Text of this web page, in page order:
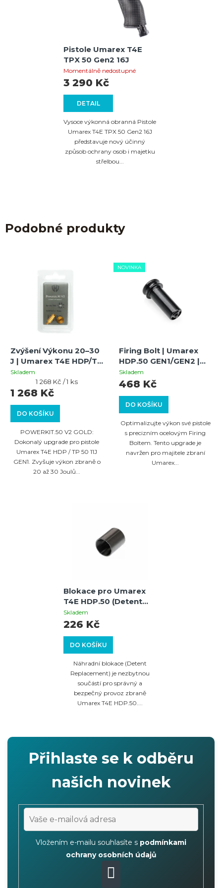
Pistole Umarex T4E
TPX 50 Gen2 16J
Momentálně nedostupné
DETAIL
3 290 Kč
Vysoce výkonná obranná Pistole
Umarex T4E TPX 50 Gen2 16J
představuje nový účinný
způsob ochrany osob i majetku
střelbou...
Podobné produkty
Zvýšení Výkonu 20–30
J | Umarex T4E HDP/TP
50 11J GEN1 |
POWERKIT.50 V2
GOLD
Skladem
DO KOŠÍKU
1 268 Kč
Měrná
cena:
1 268 Kč / 1 ks
POWERKIT.50 V2 GOLD:
Dokonalý upgrade pro pistole
Umarex T4E HDP / TP 50 11J
GEN1. Zvyšuje výkon zbraně o
20 až 30 Joulů...
NOVINKA
Firing Bolt | Umarex
HDP.50 GEN1/GEN2 |
Navýšení a
Optimalizace Výkonu
Skladem
DO KOŠÍKU
468 Kč
Optimalizujte výkon své pistole
s precizním ocelovým Firing
Boltem. Tento upgrade je
navržen pro majitele zbraní
Umarex...
Blokace pro Umarex
T4E HDP.50 (Detent
Replacement) –
Náhradní díl pro
Skladem
DO KOŠÍKU
226 Kč
Náhradní blokace (Detent
Replacement) je nezbytnou
součástí pro správný a
bezpečný provoz zbraně
Umarex T4E HDP.50....
Přihlaste se k odběru
našich novinek
Vložením e-mailu souhlasíte s podmínkami
ochrany osobních údajů